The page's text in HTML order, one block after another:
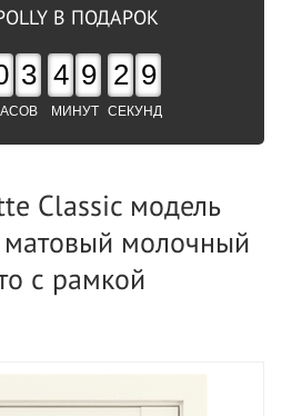
В ПОДАРОК
3 4 9
МИНУТ
2 9
СЕКУНД
Classic модель
матовый молочный
с рамкой